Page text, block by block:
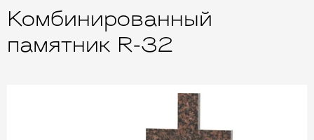
Комбинированный
памятник R-32